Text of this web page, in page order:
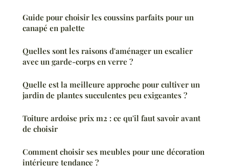
Guide pour choisir les coussins parfaits pour un
canapé en palette
Quelles sont les raisons d'aménager un escalier
avec un garde-corps en verre ?
Quelle est la meilleure approche pour cultiver un
jardin de plantes succulentes peu exigeantes ?
Toiture ardoise prix m2 : ce qu'il faut savoir avant
de choisir
Comment choisir ses meubles pour une décoration
intérieure tendance ?